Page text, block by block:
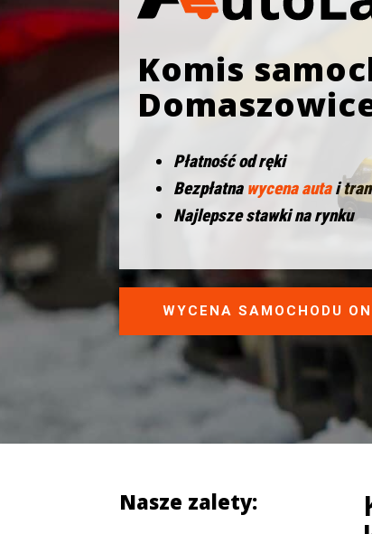
Komis
Płatność od ręki
Bezpłatna wycena autai
Najlepsze stawki na rynku
WYCENA SAMOCHODU
Nasze zalety: